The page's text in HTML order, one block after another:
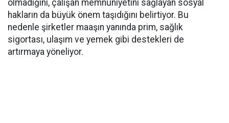
olmadığını, çalışan memnuniyetini sağlayan sosyal
hakların da büyük önem taşıdığını belirtiyor. Bu
nedenle şirketler maaşın yanında prim, sağlık
sigortası, ulaşım ve yemek gibi destekleri de
artırmaya yöneliyor.